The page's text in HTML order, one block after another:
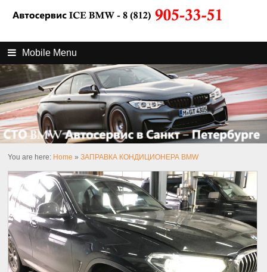
Mobile Menu
You are here: Home »ЗАПРАВКА КОНДИЦИОНЕРА BMW